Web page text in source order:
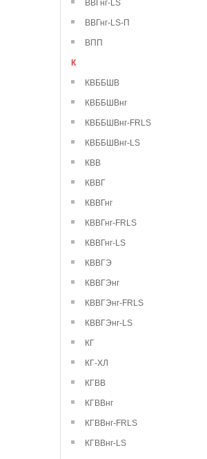
ВВГнг-LS
ВВГнг-LS-П
ВПП
К
КВББШВ
КВББШВнг
КВББШВнг-FRLS
КВББШВнг-LS
КВВ
КВВГ
КВВГнг
КВВГнг-FRLS
КВВГнг-LS
КВВГЭ
КВВГЭнг
КВВГЭнг-FRLS
КВВГЭнг-LS
КГ
КГ-ХЛ
КГВВ
КГВВнг
КГВВнг-FRLS
КГВВнг-LS